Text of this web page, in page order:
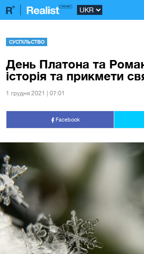
СУСПІЛЬСТВО
День Платона та
історія та прикмети
1 грудня 2021 | 07:01
Facebook